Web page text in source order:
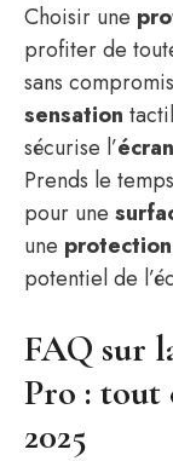
Choisir une
profiter de
sans
sensation
sécurise l’écran
Prends le
pour une
une protection
potentiel de
FAQ sur
Pro : tout
2025